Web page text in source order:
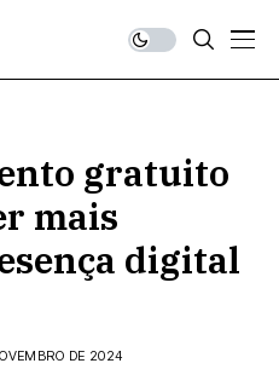
gratuito
mais
digital
DE 2024